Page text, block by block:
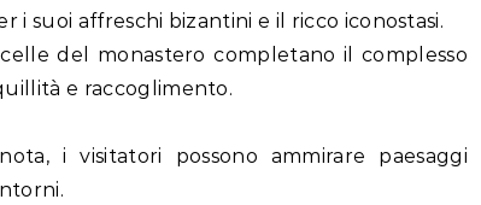
i suoi affreschi bizantini e il ricco iconostasi.
del monastero completano il complesso
e raccoglimento.
i visitatori possono ammirare paesaggi